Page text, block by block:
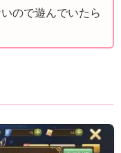
ので遊んでいたら